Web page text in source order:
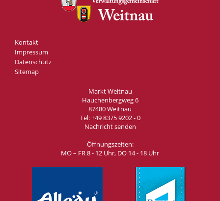
Kontakt
Impressum
Datenschutz
Sitemap
Markt Weitnau
Hauchenbergweg 6
87480 Weitnau
Tel:+49 8375 9202 - 0
Nachricht senden
Öffnungszeiten:
MO – FR 8 - 12 Uhr, DO 14 - 18 Uhr